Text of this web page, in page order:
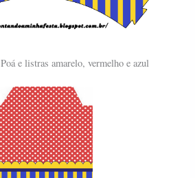
Poá e listras amarelo, vermelho e azul